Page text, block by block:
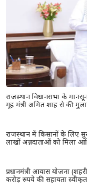
राजस्थान विधानसभा के
गृह मंत्री अमित शाह से की